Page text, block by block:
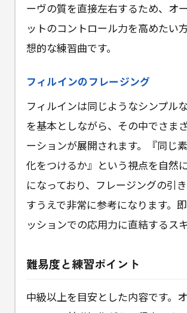
ーヴの質を直接左右するため、オ
ットのコントロール力を高めたい
想的な練習曲です。
フィルインのフレージング
フィルインは同じようなシンプル
を基本としながら、その中でさま
ーションが展開されます。『同じ
化をつけるか』という視点を自然
になっており、フレージングの引
すうえで非常に参考になります。
ッションでの応用力に直結するスキ
難易度と練習ポイント
中級以上を目安とした内容です。